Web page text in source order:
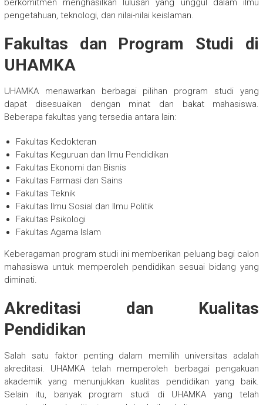
berkomitmen menghasilkan lulusan yang unggul dalam ilmu
pengetahuan, teknologi, dan nilai-nilai keislaman.
Fakultas dan Program Studi di
UHAMKA
UHAMKA menawarkan berbagai pilihan program studi yang
dapat disesuaikan dengan minat dan bakat mahasiswa.
Beberapa fakultas yang tersedia antara lain:
Fakultas Kedokteran
Fakultas Keguruan dan Ilmu Pendidikan
Fakultas Ekonomi dan Bisnis
Fakultas Farmasi dan Sains
Fakultas Teknik
Fakultas Ilmu Sosial dan Ilmu Politik
Fakultas Psikologi
Fakultas Agama Islam
Keberagaman program studi ini memberikan peluang bagi calon
mahasiswa untuk memperoleh pendidikan sesuai bidang yang
diminati.
Akreditasi dan Kualitas
Pendidikan
Salah satu faktor penting dalam memilih universitas adalah
akreditasi. UHAMKA telah memperoleh berbagai pengakuan
akademik yang menunjukkan kualitas pendidikan yang baik.
Selain itu, banyak program studi di UHAMKA yang telah